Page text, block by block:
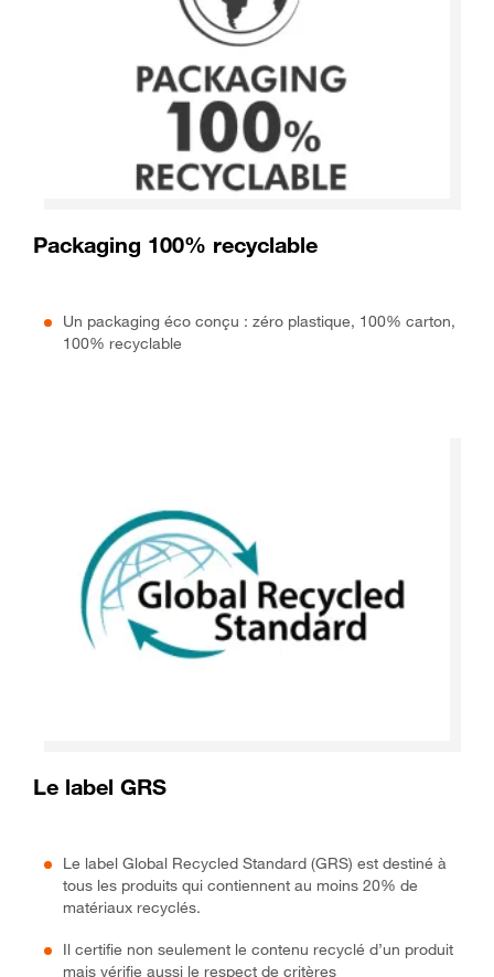
Packaging 100% recyclable
Un packaging éco conçu : zéro plastique, 100% carton,
100% recyclable
Le label GRS
Le label Global Recycled Standard (GRS) est destiné à
tous les produits qui contiennent au moins 20% de
matériaux recyclés.
Il certifie non seulement le contenu recyclé d’un produit
mais vérifie aussi le respect de critères